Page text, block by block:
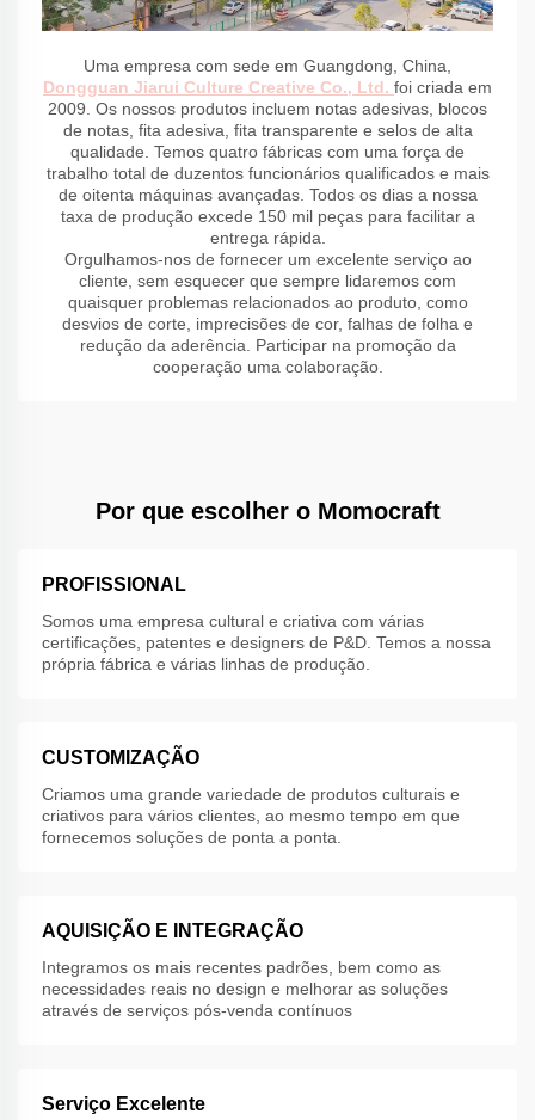
Uma empresa com sede em Guangdong, China,
Dongguan Jiarui Culture Creative Co., Ltd. foi criada em
2009. Os nossos produtos incluem notas adesivas, blocos
de notas, fita adesiva, fita transparente e selos de alta
qualidade. Temos quatro fábricas com uma força de
trabalho total de duzentos funcionários qualificados e mais
de oitenta máquinas avançadas. Todos os dias a nossa
taxa de produção excede 150 mil peças para facilitar a
entrega rápida.
Orgulhamos-nos de fornecer um excelente serviço ao
cliente, sem esquecer que sempre lidaremos com
quaisquer problemas relacionados ao produto, como
desvios de corte, imprecisões de cor, falhas de folha e
redução da aderência. Participar na promoção da
cooperação uma colaboração.
Por que escolher o Momocraft
PROFISSIONAL
Somos uma empresa cultural e criativa com várias
certificações, patentes e designers de P&D. Temos a nossa
própria fábrica e várias linhas de produção.
CUSTOMIZAÇÃO
Criamos uma grande variedade de produtos culturais e
criativos para vários clientes, ao mesmo tempo em que
fornecemos soluções de ponta a ponta.
AQUISIÇÃO E INTEGRAÇÃO
Integramos os mais recentes padrões, bem como as
necessidades reais no design e melhorar as soluções
através de serviços pós-venda contínuos
Serviço Excelente